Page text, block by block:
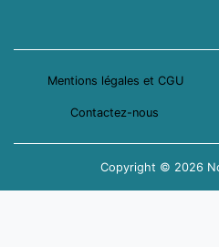
Mentions légales et CGU
Contactez-nous
Copyright © 2026